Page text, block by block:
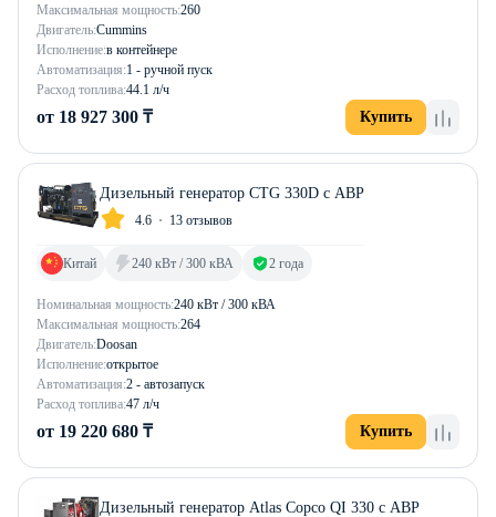
Максимальная мощность:260
Двигатель:Cummins
Исполнение:в контейнере
Автоматизация:1 - ручной пуск
Расход топлива:44.1 л/ч
от 18 927 300 ₸ Купить
Дизельный генератор CTG 330D с АВР
4.6 13 отзывов
Номинальная мощность:240 кВт / 300 кВА
Максимальная мощность:264
Двигатель:Doosan
Исполнение:открытое
Автоматизация:2 - автозапуск
Расход топлива:47 л/ч
Китай 240 кВт / 300 кВА 2 года
от 19 220 680 ₸ Купить
Дизельный генератор Atlas Copco QI 330 с АВР